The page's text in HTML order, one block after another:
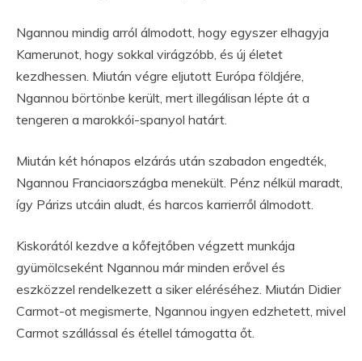
Ngannou mindig arról álmodott, hogy egyszer elhagyja
Kamerunot, hogy sokkal virágzóbb, és új életet
kezdhessen. Miután végre eljutott Európa földjére,
Ngannou börtönbe került, mert illegálisan lépte át a
tengeren a marokkói-spanyol határt.
Miután két hónapos elzárás után szabadon engedték,
Ngannou Franciaországba menekült. Pénz nélkül maradt,
így Párizs utcáin aludt, és harcos karrierről álmodott.
Kiskorától kezdve a kőfejtőben végzett munkája
gyümölcseként Ngannou már minden erővel és
eszközzel rendelkezett a siker eléréséhez. Miután Didier
Carmot-ot megismerte, Ngannou ingyen edzhetett, mivel
Carmot szállással és étellel támogatta őt.